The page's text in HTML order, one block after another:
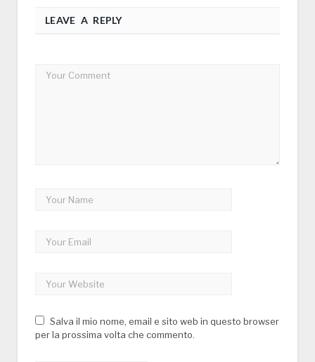
LEAVE A REPLY
Salva il mio nome, email e sito web in questo browser
per la prossima volta che commento.